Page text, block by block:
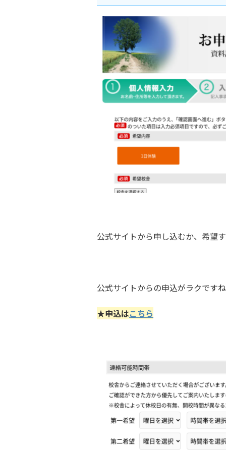
公式サイトから申し込むか、希望
公式サイトからの申込がラクです
★申込はこちら